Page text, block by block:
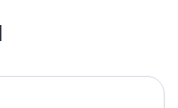
все
в течении